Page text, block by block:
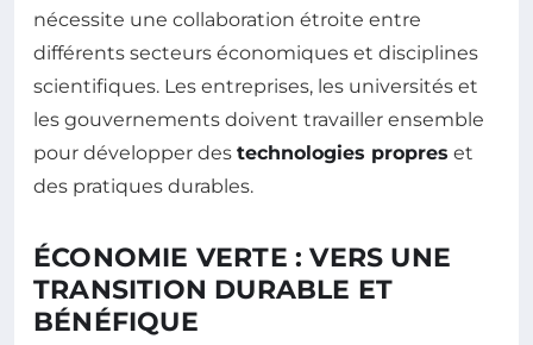
nécessite une collaboration étroite entre
différents secteurs économiques et disciplines
scientifiques. Les entreprises, les universités et
les gouvernements doivent travailler ensemble
pour développer des technologies propres et
des pratiques durables.
ÉCONOMIE VERTE : VERS UNE
TRANSITION DURABLE ET
BÉNÉFIQUE